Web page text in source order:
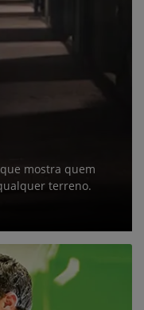
mostra quem
terreno.